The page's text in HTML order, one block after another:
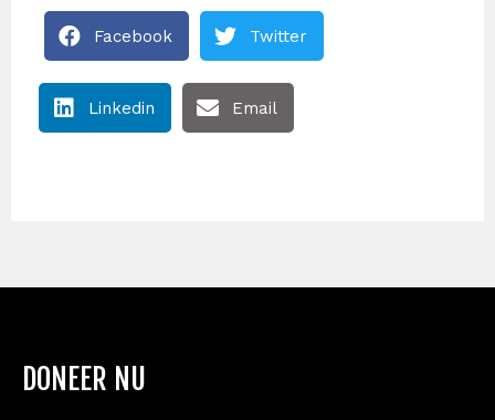
Facebook Twitter
Linkedin Email
DONEER NU